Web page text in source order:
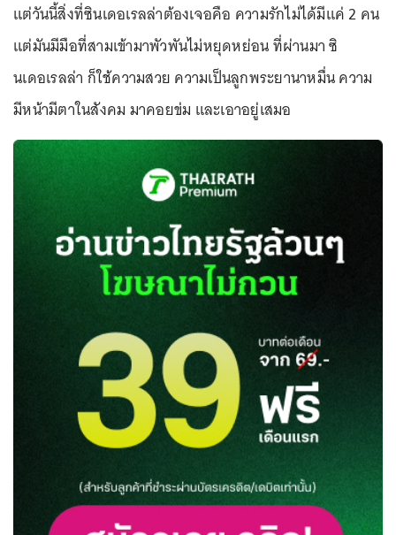
แต่วันนี้สิ่งที่ซินเดอเรลล่าต้องเจอคือ ความรักไม่ได้มีแค่ 2 คน
แต่มันมีมือที่สามเข้ามาพัวพันไม่หยุดหย่อน ที่ผ่านมา ซิ
นเดอเรลล่า ก็ใช้ความสวย ความเป็นลูกพระยานาหมื่น ความ
มีหน้ามีตาในสังคม มาคอยข่ม และเอาอยู่เสมอ